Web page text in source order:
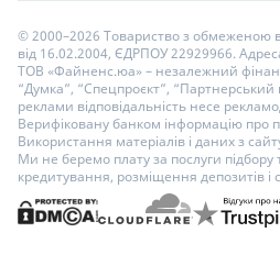
© 2000–2026 Товариство з обмеженою
від 16.02.2004, ЄДРПОУ 22929966.
ТОВ «Файненс.юа» – незалежний
“Думка”, “Спецпроєкт”, “Партнерський
реклами відповідальність несе
Верифіковану банком інформацію про
Використання матеріалів і даних з
Ми не беремо плату за послуги підбору
кредитування, розміщення депозитів